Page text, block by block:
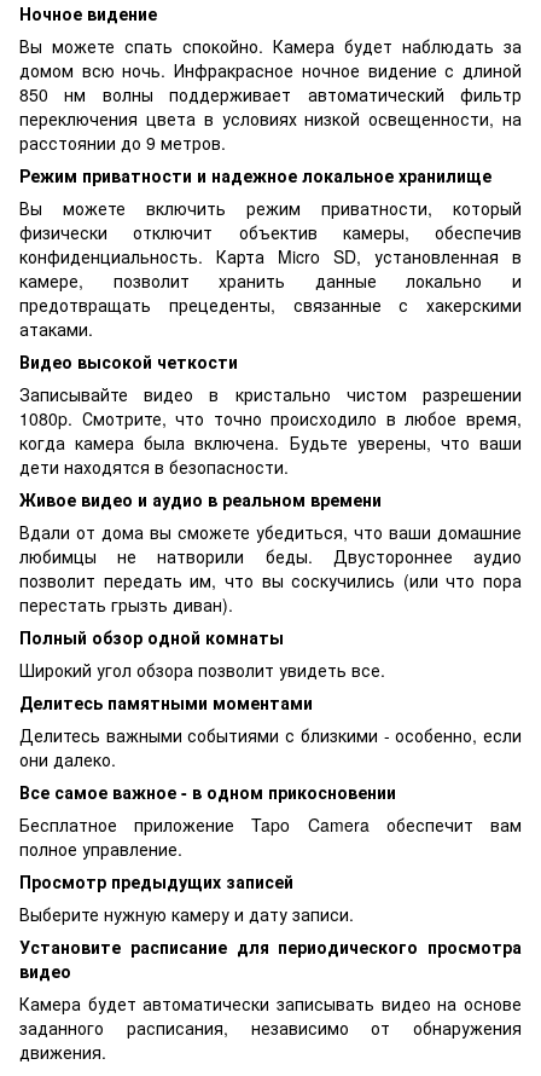
Ночное видение
Вы можете спать спокойно. Камера будет наблюдать за
домом всю ночь. Инфракрасное ночное видение с длиной
850 нм волны поддерживает автоматический фильтр
переключения цвета в условиях низкой освещенности, на
расстоянии до 9 метров.
Режим приватности и надежное локальное хранилище
Вы можете включить режим приватности, который
физически отключит объектив камеры, обеспечив
конфиденциальность. Карта Micro SD, установленная в
камере, позволит хранить данные локально и
предотвращать прецеденты, связанные с хакерскими
атаками.
Видео высокой четкости
Записывайте видео в кристально чистом разрешении
1080p. Смотрите, что точно происходило в любое время,
когда камера была включена. Будьте уверены, что ваши
дети находятся в безопасности.
Живое видео и аудио в реальном времени
Вдали от дома вы сможете убедиться, что ваши домашние
любимцы не натворили беды. Двустороннее аудио
позволит передать им, что вы соскучились (или что пора
перестать грызть диван).
Полный обзор одной комнаты
Широкий угол обзора позволит увидеть все.
Делитесь памятными моментами
Делитесь важными событиями с близкими - особенно, если
они далеко.
Все самое важное - в одном прикосновении
Бесплатное приложение Tapo Camera обеспечит вам
полное управление.
Просмотр предыдущих записей
Выберите нужную камеру и дату записи.
Установите расписание для периодического просмотра
видео
Камера будет автоматически записывать видео на основе
заданного расписания, независимо от обнаружения
движения.